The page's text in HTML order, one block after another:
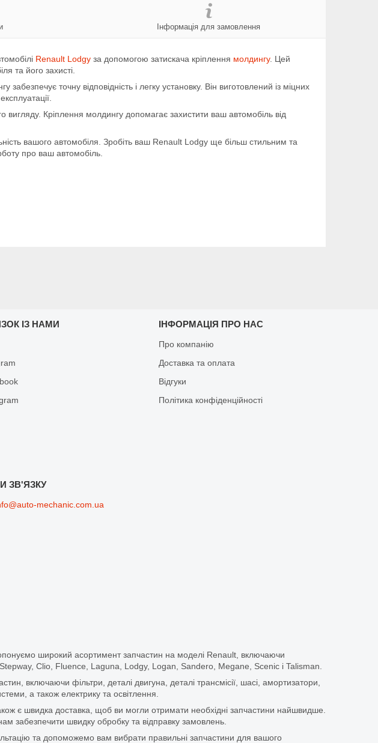
Інформація для замовлення
Renault Lodgy за допомогою затискача кріплення молдингу. Цей
та його захисті.
точну відповідність і легку установку. Він виготовлений із міцних
Кріплення молдингу допомагає захистити ваш автомобіль від
вашого автомобіля. Зробіть ваш Renault Lodgy ще більш стильним та
про ваш автомобіль.
ІЗ НАМИ ІНФОРМАЦІЯ ПРО НАС
Про компанію
Доставка та оплата
Відгуки
Політика конфіденційності
mechanic.com.ua
широкий асортимент запчастин на моделі Renault, включаючи
Clio, Fluence, Laguna, Lodgy, Logan, Sandero, Megane, Scenic і Talisman.
включаючи фільтри, деталі двигуна, деталі трансмісії, шасі, амортизатори,
а також електрику та освітлення.
є швидка доставка, щоб ви могли отримати необхідні запчастини найшвидше.
швидку обробку та відправку замовлень.
та допоможемо вам вибрати правильні запчастини для вашого